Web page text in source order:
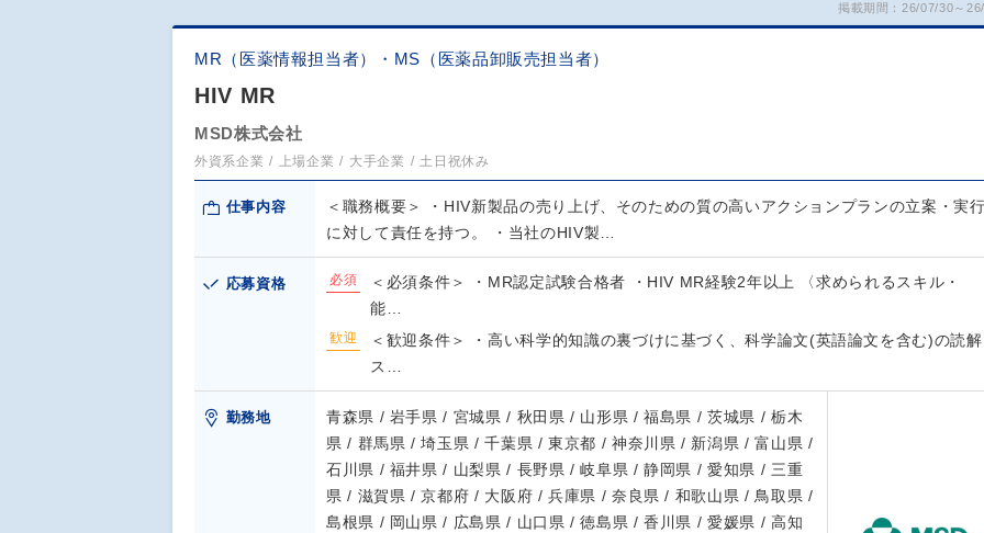
掲載期間：26/07/30～
MR（医薬情報担当者）・MS（医薬品卸販売担当者）
HIV MR
MSD株式会社
外資系企業 上場企業 大手企業 土日祝休み
仕事内容
＜職務概要＞ ・HIV新製品の売り上げ、そのための質の高いアクションプランの立案・実
に対して責任を持つ。 ・当社のHIV製…
応募資格 必須
＜必須条件＞ ・MR認定試験合格者 ・HIV MR経験2年以上 〈求められるスキル・
能…
歓迎
＜歓迎条件＞ ・高い科学的知識の裏づけに基づく、科学論文(英語論文を含む)の読解
ス…
勤務地
青森県 / 岩手県 / 宮城県 / 秋田県 / 山形県 / 福島県 / 茨城県 / 栃木
県 / 群馬県 / 埼玉県 / 千葉県 / 東京都 / 神奈川県 / 新潟県 / 富山県 /
石川県 / 福井県 / 山梨県 / 長野県 / 岐阜県 / 静岡県 / 愛知県 / 三重
県 / 滋賀県 / 京都府 / 大阪府 / 兵庫県 / 奈良県 / 和歌山県 / 鳥取県 /
島根県 / 岡山県 / 広島県 / 山口県 / 徳島県 / 香川県 / 愛媛県 / 高知